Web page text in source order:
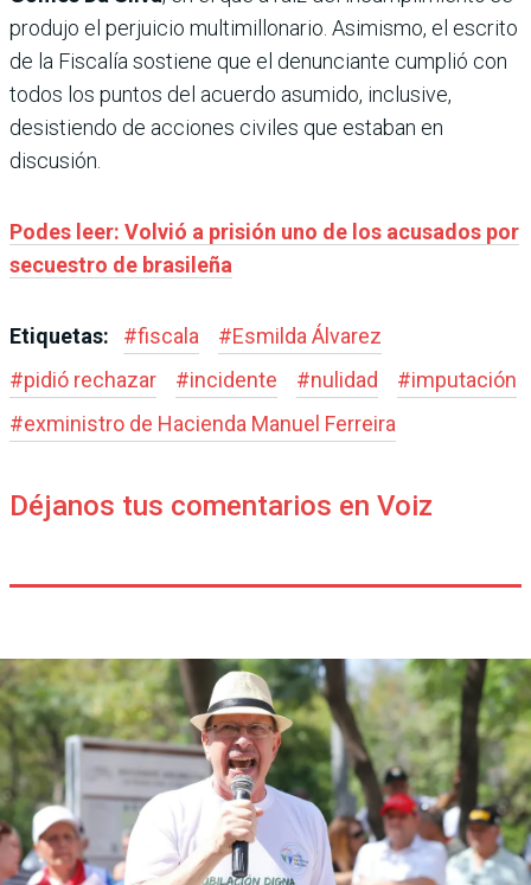
produjo el perjuicio multimillonario. Asimismo, el escrito
de la Fiscalía sostiene que el denunciante cumplió con
todos los puntos del acuerdo asumido, inclusive,
desistiendo de acciones civiles que estaban en
discusión.
Podes leer: Volvió a prisión uno de los acusados por
secuestro de brasileña
Etiquetas: #fiscala #Esmilda Álvarez
#pidió rechazar #incidente #nulidad #imputación
#exministro de Hacienda Manuel Ferreira
Déjanos tus comentarios en Voiz